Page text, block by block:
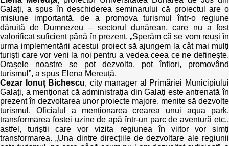
Galați, a spus în deschiderea seminarului că proiectul are o
misiune importantă, de a promova turismul într-o regiune
dăruită de Dumnezeu – sectorul dunărean, care nu a fost
valorificat suficient până în prezent. „Sperăm că se vom reuși în
urma implementării acestui proiect să ajungem la cât mai mulți
turiști care vor veni la noi pentru a vedea ceea ce ne definește.
Orașele noastre se pot dezvolta, pot înflori, promovând
turismul”, a spus Elena Mereuță.
Cezar Ionuț Bichescu, city manager al Primăriei Municipiului
Galați, a menționat că administrația din Galați este antrenată în
prezent în dezvoltarea unor proiecte majore, menite să dezvolte
turismul. Oficialul a menționarea crearea unui aqua park,
transformarea fostei uzine de apă într-un parc de aventură etc.,
astfel, turiștii care vor vizita regiunea în viitor vor simți
transformarea. „Una dintre direcțiile de dezvoltare ale regiunii